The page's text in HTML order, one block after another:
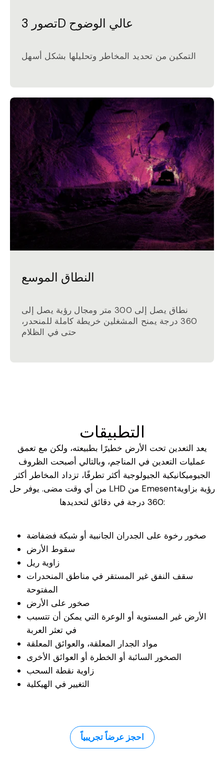
تصور 3D عالي الوضوح
التمكين من تحديد المخاطر وتحليلها بشكل أسهل
النطاق الموسع
نطاق يصل إلى 300 متر ومجال رؤية يصل إلى
360 درجة يمنح المشغلين خريطة كاملة للمنحدر،
حتى في الظلام
التطبيقات
يعد التعدين تحت الأرض خطيرًا بطبيعته، ولكن مع تعمق
عمليات التعدين في المناجم، وبالتالي أصبحت الظروف
الجيوميكانيكية الجيولوجية أكثر تطرفًا، تزداد المخاطر أكثر
من أي وقت مضى. يوفر حل LHD من Emesentرؤية بزاوية
360 درجة في دقائق لتحديدها:
صخور رخوة على الجدران الجانبية أو شبكة فضفاضة
سقوط الأرض
زاوية ريل
سقف النفق غير المستقر في مناطق المنحدرات
المفتوحة
صخور على الأرض
الأرض غير المستوية أو الوعرة التي يمكن أن تتسبب
في تعثر العربة
مواد الجدار المعلقة، والعوائق المعلقة
الصخور السائبة أو الخطرة أو العوائق الأخرى
زاوية نقطة السحب
التغيير في الهيكلية
احجز عرضاً تجريبياً